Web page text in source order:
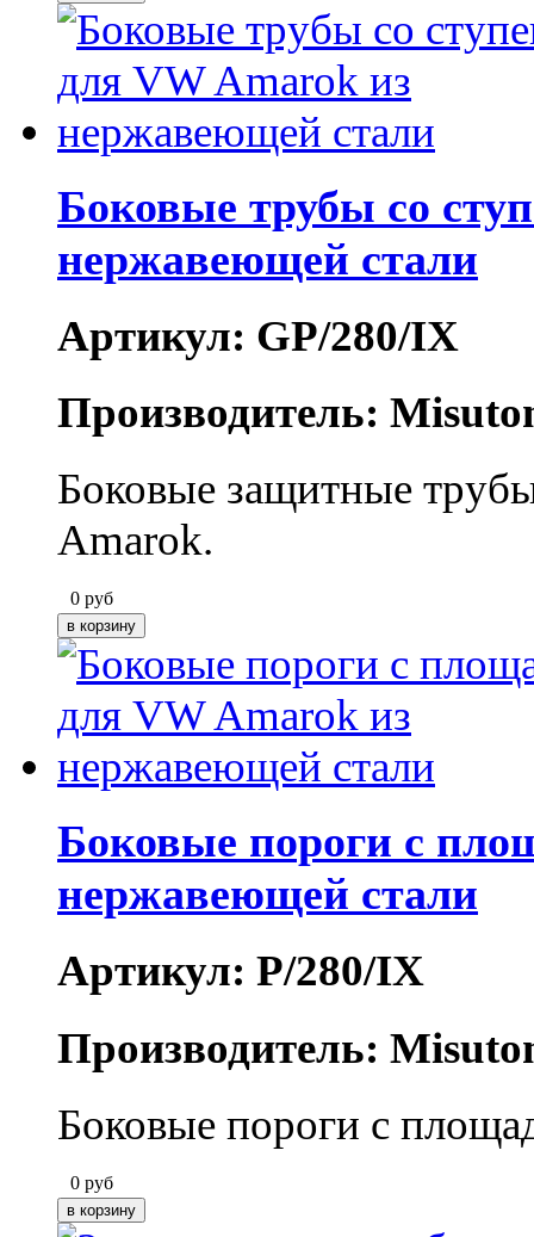
Боковые трубы со
нержавеющей стали
Артикул: GP/280/IX
Производитель:
Боковые защитные
Amarok.
0 руб
Боковые пороги с
нержавеющей стали
Артикул: P/280/IX
Производитель:
Боковые пороги с
0 руб